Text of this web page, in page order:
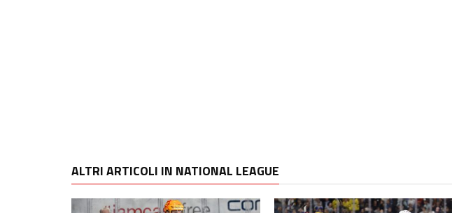
ALTRI ARTICOLI IN NATIONAL LEAGUE